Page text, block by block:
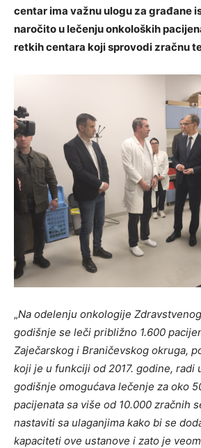
centar ima važnu ulogu za građane
naročito u lečenju onkoloških
retkih centara koji sprovodi zračnu
„Na odelenju onkologije
godišnje se leči približno 1.600
Zaječarskog i Braničevskog okruga,
koji je u funkciji od 2017. godine, radi
godišnje omogućava lečenje za oko
pacijenata sa više od 10.000 zračnih
nastaviti sa ulaganjima kako bi se
kapaciteti ove ustanove i zato je